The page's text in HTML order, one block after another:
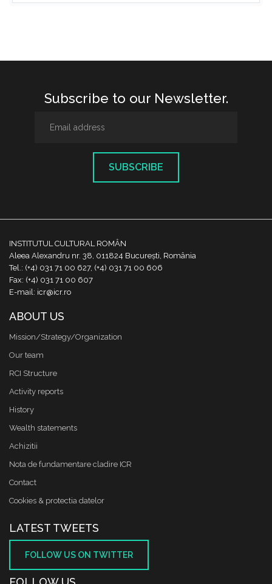
Subscribe to our Newsletter.
SUBSCRIBE
INSTITUTUL CULTURAL ROMÂN
Aleea Alexandru nr. 38, 011824 București, România
Tel.: (+4) 031 71 00 627, (+4) 031 71 00 606
Fax: (+4) 031 71 00 607
E-mail: icr@icr.ro
ABOUT US
Mission/Strategy/Organization
Our team
RCI Structure
Activity reports
History
Wealth statements
Achizitii
Nota de fundamentare cladire ICR
Contact
Cookies & protectia datelor
LATEST TWEETS
FOLLOW US ON TWITTER